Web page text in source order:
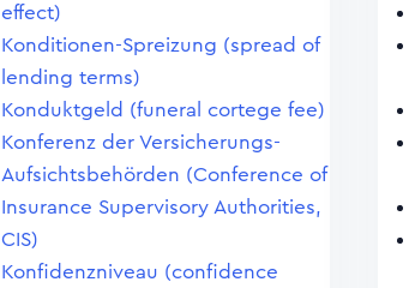
effect)
Konditionen-Spreizung (spread of
lending terms)
Konduktgeld (funeral cortege fee)
Konferenz der Versicherungs-
Aufsichtsbehörden (Conference of
Insurance Supervisory Authorities,
CIS)
Konfidenzniveau (confidence